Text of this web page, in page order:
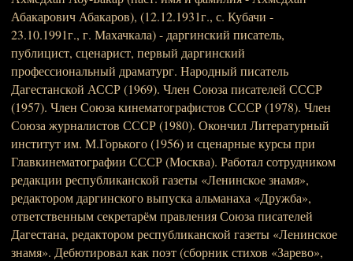
Абакарович Абакаров), (12.12.1931г., с. Кубачи -
23.10.1991г., г. Махачкала) - даргинский писатель,
публицист, сценарист, первый даргинский
профессиональный драматург. Народный писатель
Дагестанской АССР (1969). Член Союза писателей СССР
(1957). Член Союза кинематографистов СССР (1978). Член
Союза журналистов СССР (1980). Окончил Литературный
институт им. М.Горького (1956) и сценарные курсы при
Главкинематографии СССР (Москва). Работал сотрудником
редакции республиканской газеты «Ленинское знамя»,
редактором даргинского выпуска альманаха «Дружба»,
ответственным секретарём правления Союза писателей
Дагестана, редактором республиканской газеты «Ленинское
знамя». Дебютировал как поэт (сборник стихов «Зарево»,